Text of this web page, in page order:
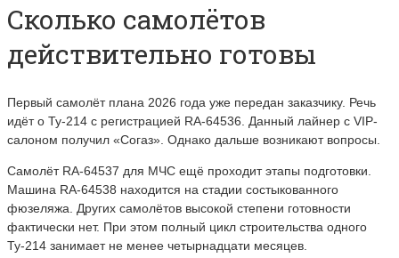
Сколько самолётов
действительно готовы
Первый самолёт плана 2026 года уже передан заказчику. Речь
идёт о Ту-214 с регистрацией RA-64536. Данный лайнер с VIP-
салоном получил «Согаз». Однако дальше возникают вопросы.
Самолёт RA-64537 для МЧС ещё проходит этапы подготовки.
Машина RA-64538 находится на стадии состыкованного
фюзеляжа. Других самолётов высокой степени готовности
фактически нет. При этом полный цикл строительства одного
Ту-214 занимает не менее четырнадцати месяцев.